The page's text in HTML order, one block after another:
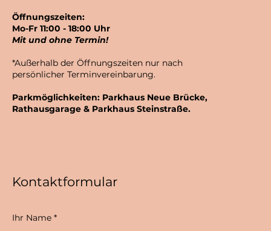
Öffnungszeiten:
Mo-Fr 11:00 - 18:00 Uhr
Mit und ohne Termin!
*Außerhalb der Öffnungszeiten nur nach
persönlicher Terminvereinbarung.
Parkmöglichkeiten: Parkhaus Neue Brücke,
Rathausgarage & Parkhaus Steinstraße.
Kontaktformular
Ihr Name